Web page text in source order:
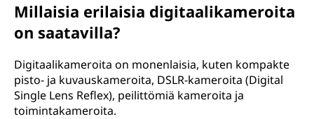
Millaisia erilaisia digitaalikameroita
on saatavilla?
Digitaalikameroita on monenlaisia, kuten kompakte
pisto- ja kuvauskameroita, DSLR-kameroita (Digital
Single Lens Reflex), peilittömiä kameroita ja
toimintakameroita.